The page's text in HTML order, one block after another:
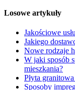
Losowe artykuły
Jakościowe
Jakiego
Nowe rodzaje
W jaki sposób
mieszkania?
Płyta
Sposoby